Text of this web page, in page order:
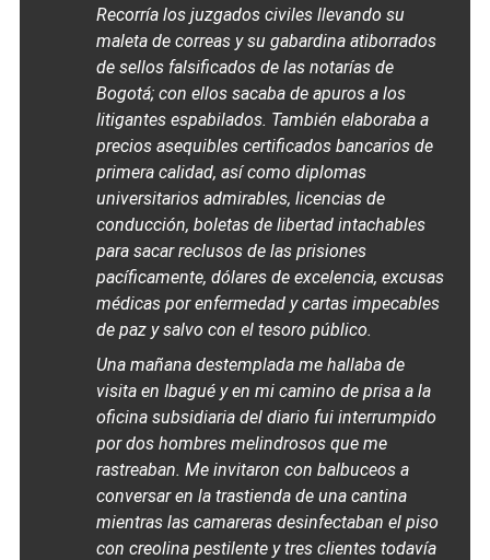
Recorría los juzgados civiles llevando su
maleta de correas y su gabardina atiborrados
de sellos falsificados de las notarías de
Bogotá; con ellos sacaba de apuros a los
litigantes espabilados. También elaboraba a
precios asequibles certificados bancarios de
primera calidad, así como diplomas
universitarios admirables, licencias de
conducción, boletas de libertad intachables
para sacar reclusos de las prisiones
pacíficamente, dólares de excelencia, excusas
médicas por enfermedad y cartas impecables
de paz y salvo con el tesoro público.
Una mañana destemplada me hallaba de
visita en Ibagué y en mi camino de prisa a la
oficina subsidiaria del diario fui interrumpido
por dos hombres melindrosos que me
rastreaban. Me invitaron con balbuceos a
conversar en la trastienda de una cantina
mientras las camareras desinfectaban el piso
con creolina pestilente y tres clientes todavía